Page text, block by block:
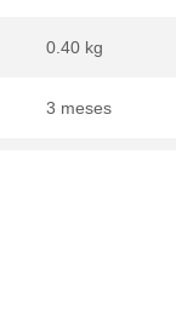
0.40 kg
3 meses